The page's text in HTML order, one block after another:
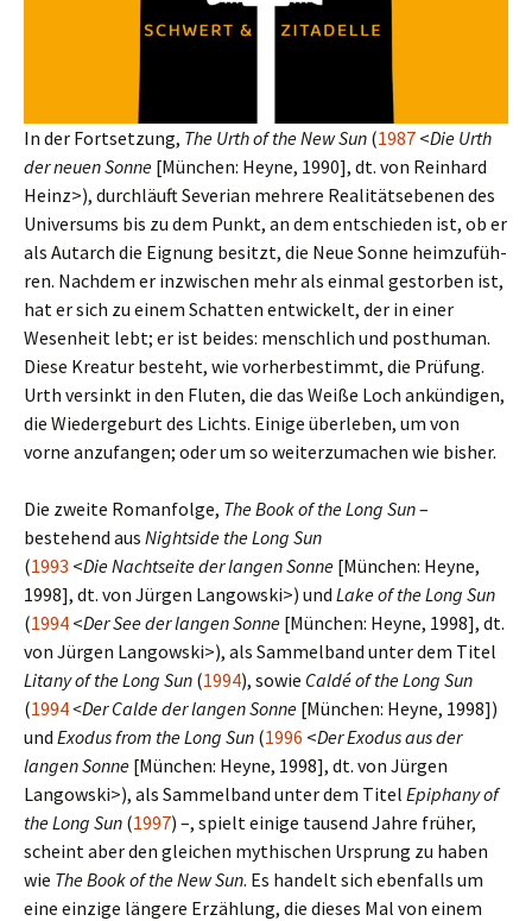
In der Fortsetzung, The Urth of the New Sun (1987 <Die Urth
der neuen Sonne [München: Heyne, 1990], dt. von Reinhard
Heinz>), durch­läuft Severian meh­rere Realitätsebenen des
Universums bis zu dem Punkt, an dem ent­schie­den ist, ob er
als Autarch die Eignung besitzt, die Neue Sonne heim­zu­füh­
ren. Nachdem er inzwi­schen mehr als einmal gestor­ben ist,
hat er sich zu einem Schatten ent­wickelt, der in einer
Wesenheit lebt; er ist beides: mensch­lich und post­hu­man.
Diese Kreatur besteht, wie vor­her­be­stimmt, die Prüfung.
Urth ver­sinkt in den Fluten, die das Weiße Loch ankün­di­gen,
die Wiedergeburt des Lichts. Einige über­le­ben, um von
vorne anzu­fan­gen; oder um so wei­ter­zu­ma­chen wie bisher.
Die zweite Romanfolge, The Book of the Long Sun–
bestehend aus Nightside the Long Sun
(1993 <Die Nachtseite der langen Sonne [München: Heyne,
1998], dt. von Jürgen Langowski>) und Lake of the Long Sun
(1994 <Der See der langen Sonne [München: Heyne, 1998], dt.
von Jürgen Langowski>), als Sammelband unter dem Titel
Litany of the Long Sun (1994), sowie Caldé of the Long Sun
(1994<Der Calde der langen Sonne [München: Heyne, 1998])
und Exodus from the Long Sun (1996 <Der Exodus aus der
langen Sonne [München: Heyne, 1998], dt. von Jürgen
Langowski>), als Sammelband unter dem Titel Epiphany of
the Long Sun (1997) –, spielt einige tau­send Jahre früher,
scheint aber den glei­chen mythi­schen Ursprung zu haben
wie The Book of the New Sun. Es han­delt sich eben­falls um
eine ein­zige län­gere Erzählung, die dieses Mal von einem